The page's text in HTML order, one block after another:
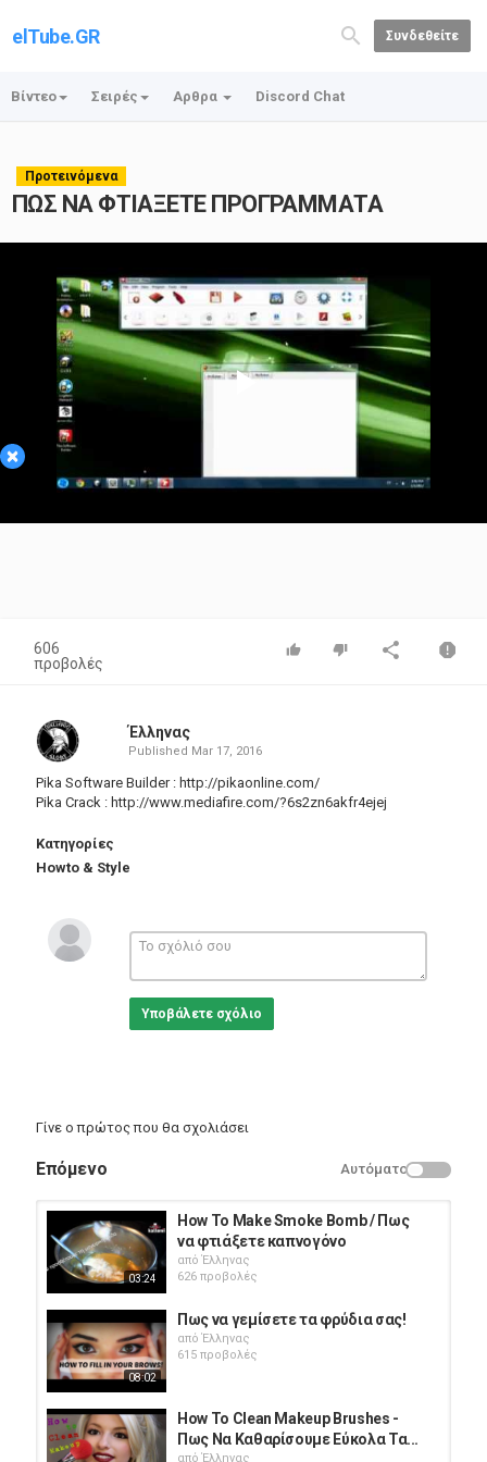
elTube.GR Συνδεθείτε
Βίντεο Σειρές Αρθρα Discord Chat
Προτεινόμενα
ΠΩΣ ΝΑ ΦΤΙΑΞΕΤE ΠΡΟΓΡΑΜΜΑΤΑ
×
Video
606
προβολές
Έλληνας
Published Mar 17, 2016
Pika Software Builder : http://pikaonline.com/
Pika Crack : http://www.mediafire.com/?6s2zn6akfr4ejej
Κατηγορίες
Howto & Style
Υποβάλετε σχόλιο
Γίνε ο πρώτος που θα σχολιάσει
Επόμενο Αυτόματο
03:24
How To Make Smoke Bomb / Πως
να φτιάξετε καπνογόνο
απόΈλληνας
626 προβολές
08:02
Πως να γεμίσετε τα φρύδια σας!
απόΈλληνας
615 προβολές
How To Clean Makeup Brushes -
Πως Να Καθαρίσουμε Εύκολα Τα...
απόΈλληνας